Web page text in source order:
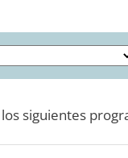
siguientes